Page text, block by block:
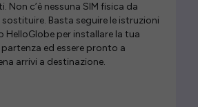
Non c’è nessuna SIM fisica da
sostituire. Basta seguire le istruzioni
HelloGlobe per installare la tua
partenza ed essere pronto a
arrivi a destinazione.